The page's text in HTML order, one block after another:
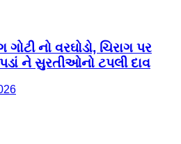
નો વરઘોડો, ચિરાગ પર
ને સુરતીઓનો ટપલી દાવ